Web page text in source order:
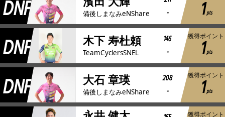
DNF 備後しまなみeNShare
-
1pts
DNF 木下 寿杜頼
TeamCyclersSNEL
146
-
獲得ポイント
1pts
DNF 大石 章瑛
備後しまなみeNShare
208
-
獲得ポイント
1pts
獲得ポイント